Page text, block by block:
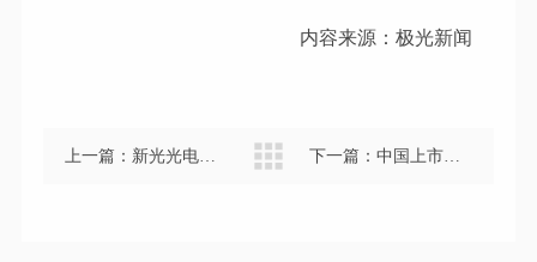
内容来源：极光新闻
上一篇： 新光光电通过工信部第三批专精特新“小巨人”复核 下一篇：中国上市公司协会会长宋志平一行到哈尔滨新光光电科技股份有限公司考察调研